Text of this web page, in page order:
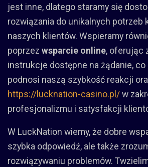
jest inne, dlatego staramy się
rozwiązania do unikalnych potrzeb
naszych klientów. Wspieramy
poprzez wsparcie online, oferując
instrukcje dostępne na żądanie,
podnosi naszą szybkość reakcji
https://lucknation-casino.pl/ w
profesjonalizmu i satysfakcji
W LuckNation wiemy, że dobre
szybka odpowiedź, ale także
rozwiązywaniu problemów.